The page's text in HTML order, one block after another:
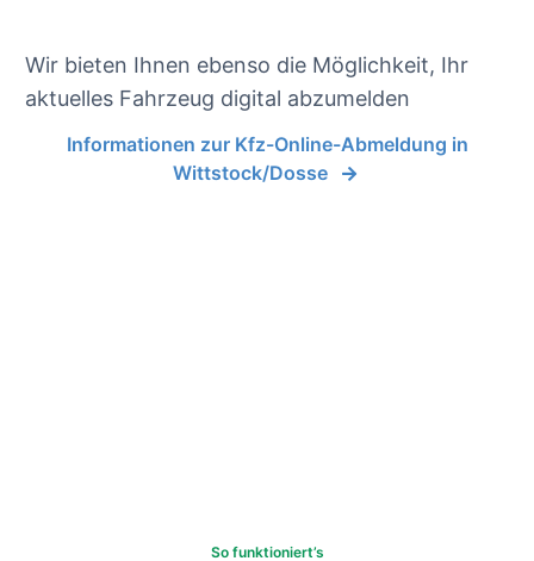
Wir bieten Ihnen ebenso die Möglichkeit, Ihr
aktuelles Fahrzeug digital abzumelden
Informationen zur Kfz-Online-Abmeldung in
Wittstock/Dosse
So funktioniert’s